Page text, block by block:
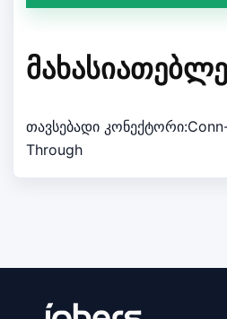
თავსებადი
Through